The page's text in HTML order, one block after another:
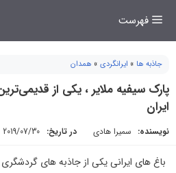
فهرست
جاذبه ها » ایرانگردی » همدان
پارک سیفیه‌ ملایر ، یکی از
ایران
نویسنده: سمیرا هادی در تاریخ: 2019/07/30
باغ های ایرانی یکی از جاذبه های